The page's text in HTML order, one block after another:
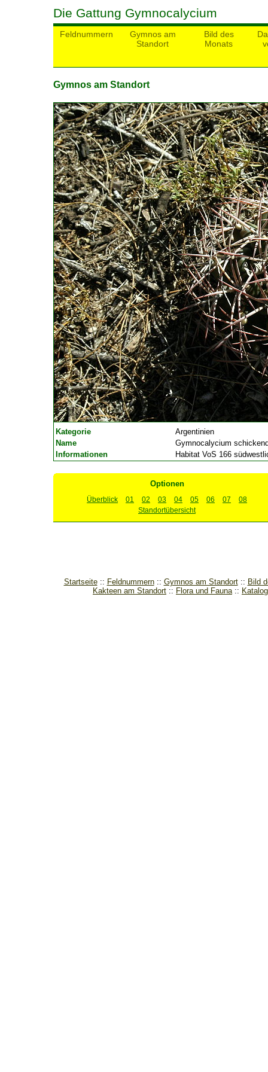
Die Gattung Gymnocalycium
Feldnummern
Gymnos am
Standort
Bild des
Monats
Gymnos am Standort
Kategorie
Argentinien
Name
Gymnocalycium
Informationen
Habitat VoS 166
Optionen
Überblick 01 02 03 04 05 06 07
08
Standortübersicht
Startseite Feldnummern Gymnos am Standort
Bild
Kakteen am Standort
Flora und Fauna Katalog